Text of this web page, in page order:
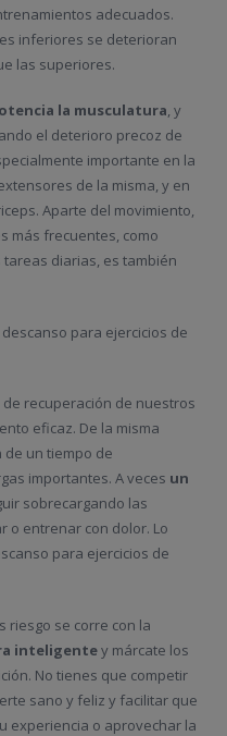
adecuados.
inferiores se deterioran
las superiores.
la musculatura, y
el deterioro precoz de
importante en la
de la misma, y en
Aparte del movimiento,
más frecuentes, como
diarias, es también
para ejercicios de
recuperación de nuestros
eficaz. De la misma
un tiempo de
importantes. A veces un
sobrecargando las
o entrenar con dolor. Lo
para ejercicios de
riesgo se corre con la
inteligentey márcate los
No tienes que competir
sano y feliz y facilitar que
experiencia o aprovechar la